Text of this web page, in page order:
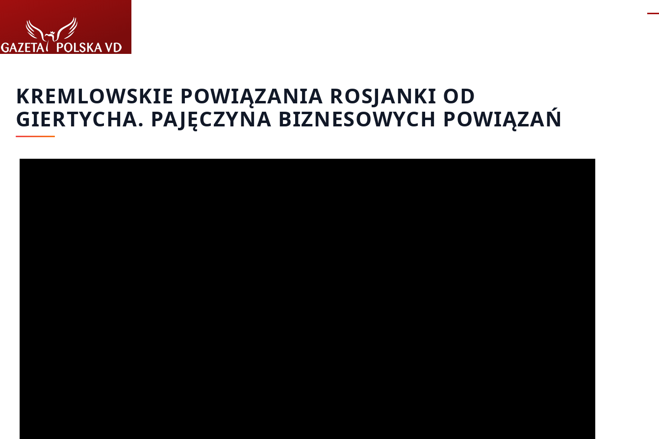
KREMLOWSKIE POWIĄZANIA ROSJANKI OD
GIERTYCHA. PAJĘCZYNA BIZNESOWYCH POWIĄZAŃ